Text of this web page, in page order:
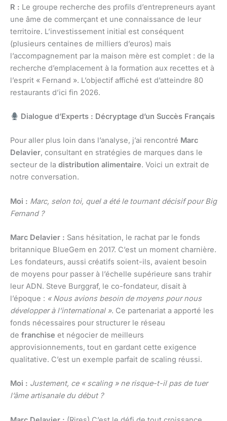
R : Le groupe recherche des profils d’entrepreneurs ayant
une âme de commerçant et une connaissance de leur
territoire. L’investissement initial est conséquent
(plusieurs centaines de milliers d’euros) mais
l’accompagnement par la maison mère est complet : de la
recherche d’emplacement à la formation aux recettes et à
l’esprit « Fernand ». L’objectif affiché est d’atteindre 80
restaurants d’ici fin 2026.
Dialogue d’Experts : Décryptage d’un Succès Français
Pour aller plus loin dans l’analyse, j’ai rencontré Marc
Delavier, consultant en stratégies de marques dans le
secteur de la distribution alimentaire. Voici un extrait de
notre conversation.
Moi : Marc, selon toi, quel a été le tournant décisif pour Big
Fernand ?
Marc Delavier : Sans hésitation, le rachat par le fonds
britannique BlueGem en 2017. C’est un moment charnière.
Les fondateurs, aussi créatifs soient-ils, avaient besoin
de moyens pour passer à l’échelle supérieure sans trahir
leur ADN. Steve Burggraf, le co-fondateur, disait à
l’époque : « Nous avions besoin de moyens pour nous
développer à l’international ». Ce partenariat a apporté les
fonds nécessaires pour structurer le réseau
de franchise et négocier de meilleurs
approvisionnements, tout en gardant cette exigence
qualitative. C’est un exemple parfait de scaling réussi.
Moi : Justement, ce « scaling » ne risque-t-il pas de tuer
l’âme artisanale du début ?